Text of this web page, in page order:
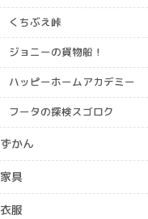
くちぶえ峠
ジョニーの貨物船！
ハッピーホームアカデミー
フータの探検スゴロク
ずかん
家具
衣服